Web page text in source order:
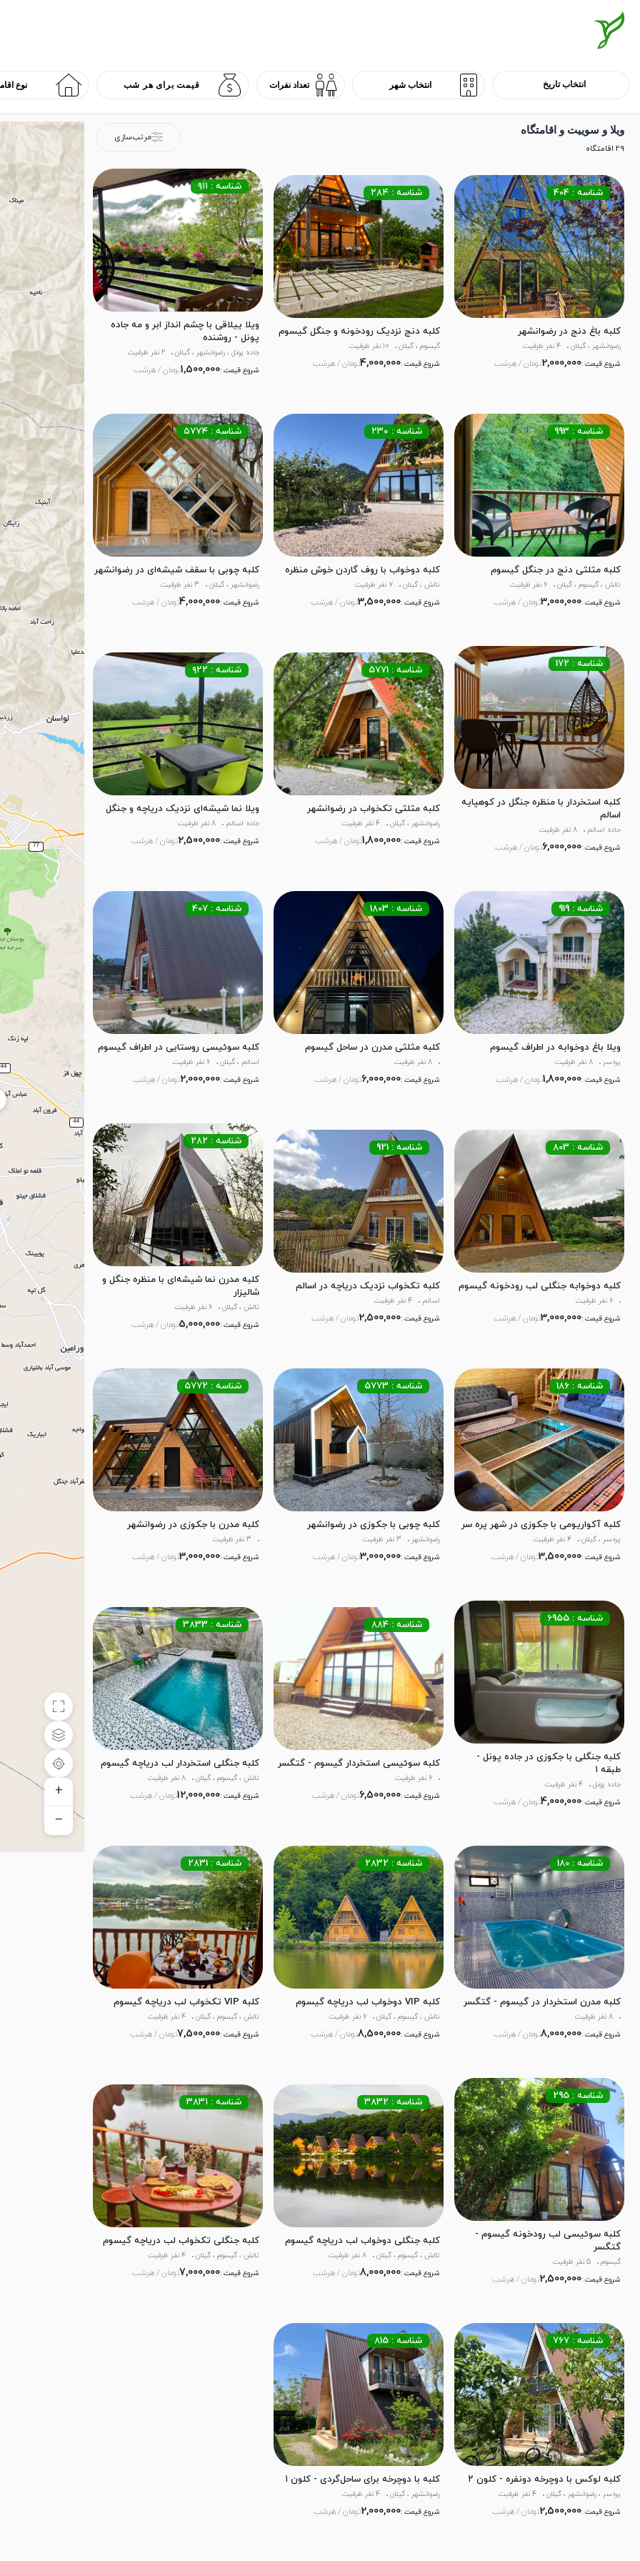
+
−
ویلا و سوییت و اقامتگاه
29 اقامتگاه
مرتب‌سازی
کلبه باغ دنج در رضوانشهر
شناسه : 404
رضوانشهر ، گیلان
4 نفر ظرفیت
شروع قیمت :2,000,000تومان / هرشب
کلبه دنج نزدیک رودخونه و جنگل گیسوم
شناسه : ۲۸۴
گیسوم ، گیلان
10 نفر ظرفیت
شروع قیمت :4,000,000تومان / هرشب
ویلا ییلاقی با چشم انداز ابر و مه جاده
پونل - روشنده
شناسه : ۹۱۱
جاده پونل ، رضوانشهر ، گیلان
2 نفر ظرفیت
شروع قیمت :1,500,000تومان / هرشب
کلبه مثلثی دنج در جنگل گیسوم
شناسه : 993
تالش ، گیسوم ، گیلان
6 نفر ظرفیت
شروع قیمت :3,000,000تومان / هرشب
کلبه دوخواب با روف گاردن خوش منظره
شناسه : ۲۳۰
تالش ، گیلان
7 نفر ظرفیت
شروع قیمت :3,500,000تومان / هرشب
کلبه چوبی با سقف شیشه‌ای در رضوانشهر
شناسه : ۵۷۷۴
رضوانشهر ، گیلان
3 نفر ظرفیت
شروع قیمت :4,000,000تومان / هرشب
کلبه استخردار با منظره جنگل در کوهپایه
اسالم
شناسه : 172
جاده اسالم
8 نفر ظرفیت
شروع قیمت :6,000,000تومان / هرشب
کلبه مثلثی تکخواب در رضوانشهر
شناسه : 5771
رضوانشهر ، گیلان
4 نفر ظرفیت
شروع قیمت :1,800,000تومان / هرشب
ویلا نما شیشه‌ای نزدیک دریاچه و جنگل
شناسه : ۹۲۲
جاده اسالم
8 نفر ظرفیت
شروع قیمت :2,500,000تومان / هرشب
ویلا باغ دوخوابه در اطراف گیسوم
شناسه : 919
پره‌سر
8 نفر ظرفیت
شروع قیمت :1,800,000تومان / هرشب
کلبه مثلثی مدرن در ساحل گیسوم
شناسه : 1803
8 نفر ظرفیت
شروع قیمت :6,000,000تومان / هرشب
کلبه سوئیسی روستایی در اطراف گیسوم
شناسه : 407
اسالم ، گیلان
6 نفر ظرفیت
شروع قیمت :2,000,000تومان / هرشب
کلبه دوخوابه جنگلی لب رودخونه گیسوم
شناسه : 803
6 نفر ظرفیت
شروع قیمت :3,000,000تومان / هرشب
کلبه تکخواب نزدیک دریاچه در اسالم
شناسه : 921
اسالم
4 نفر ظرفیت
شروع قیمت :2,500,000تومان / هرشب
کلبه مدرن نما شیشه‌ای با منظره جنگل و
شالیزار
شناسه : 282
تالش ، گیلان
6 نفر ظرفیت
شروع قیمت :5,000,000تومان / هرشب
کلبه آکواریومی با جکوزی در شهر پره سر
شناسه : 186
پره‌سر ، گیلان
4 نفر ظرفیت
شروع قیمت :3,500,000تومان / هرشب
کلبه چوبی با جکوزی در رضوانشهر
شناسه : 5773
رضوانشهر
3 نفر ظرفیت
شروع قیمت :3,000,000تومان / هرشب
کلبه مدرن با جکوزی در رضوانشهر
شناسه : 5772
3 نفر ظرفیت
شروع قیمت :3,000,000تومان / هرشب
کلبه جنگلی با جکوزی در جاده پونل -
طبقه ۱
شناسه : 6955
جاده پونل
4 نفر ظرفیت
شروع قیمت :4,000,000تومان / هرشب
کلبه سوئیسی استخردار گیسوم - گتگسر
شناسه : 884
6 نفر ظرفیت
شروع قیمت :6,500,000تومان / هرشب
کلبه جنگلی استخردار لب دریاچه گیسوم
شناسه : 3833
تالش ، گیسوم ، گیلان
8 نفر ظرفیت
شروع قیمت :12,000,000تومان / هرشب
کلبه مدرن استخردار در گیسوم - گتگسر
شناسه : 180
8 نفر ظرفیت
شروع قیمت :8,000,000تومان / هرشب
کلبه VIP دوخواب لب دریاچه گیسوم
شناسه : 2832
تالش ، گیسوم ، گیلان
6 نفر ظرفیت
شروع قیمت :8,500,000تومان / هرشب
کلبه VIP تکخواب لب دریاچه گیسوم
شناسه : 2831
تالش ، گیسوم ، گیلان
4 نفر ظرفیت
شروع قیمت :7,500,000تومان / هرشب
کلبه سوئیسی لب رودخونه گیسوم -
گتگسر
شناسه : 295
گیسوم
5 نفر ظرفیت
شروع قیمت :2,500,000تومان / هرشب
کلبه جنگلی دوخواب لب دریاچه گیسوم
شناسه : 3832
تالش ، گیسوم ، گیلان
8 نفر ظرفیت
شروع قیمت :8,000,000تومان / هرشب
کلبه جنگلی تکخواب لب دریاچه گیسوم
شناسه : ۳۸۳۱
تالش ، گیسوم ، گیلان
4 نفر ظرفیت
شروع قیمت :7,000,000تومان / هرشب
کلبه لوکس با دوچرخه دونفره - کلون ۲
شناسه : 767
پره‌سر ، رضوانشهر ، گیلان
4 نفر ظرفیت
شروع قیمت :2,500,000تومان / هرشب
کلبه با دوچرخه برای ساحل‌گردی - کلون ۱
شناسه : 815
رضوانشهر ، گیلان
4 نفر ظرفیت
شروع قیمت :2,000,000تومان / هرشب